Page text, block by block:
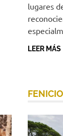
lugares
LEER MÁS